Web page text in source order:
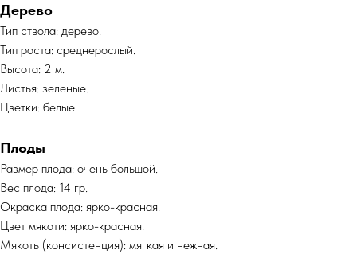
Дерево
Тип ствола: дерево.
Тип роста: среднерослый.
Высота: 2 м.
Листья: зеленые.
Цветки: белые.
Плоды
Размер плода: очень большой.
Вес плода: 14 гр.
Окраска плода: ярко-красная.
Цвет мякоти: ярко-красная.
Мякоть (консистенция): мягкая и нежная.